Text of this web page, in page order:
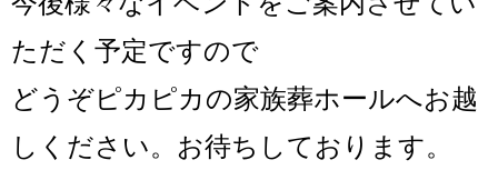
ただく予定ですので
どうぞピカピカの家族葬ホールへお越
しください。お待ちしております。